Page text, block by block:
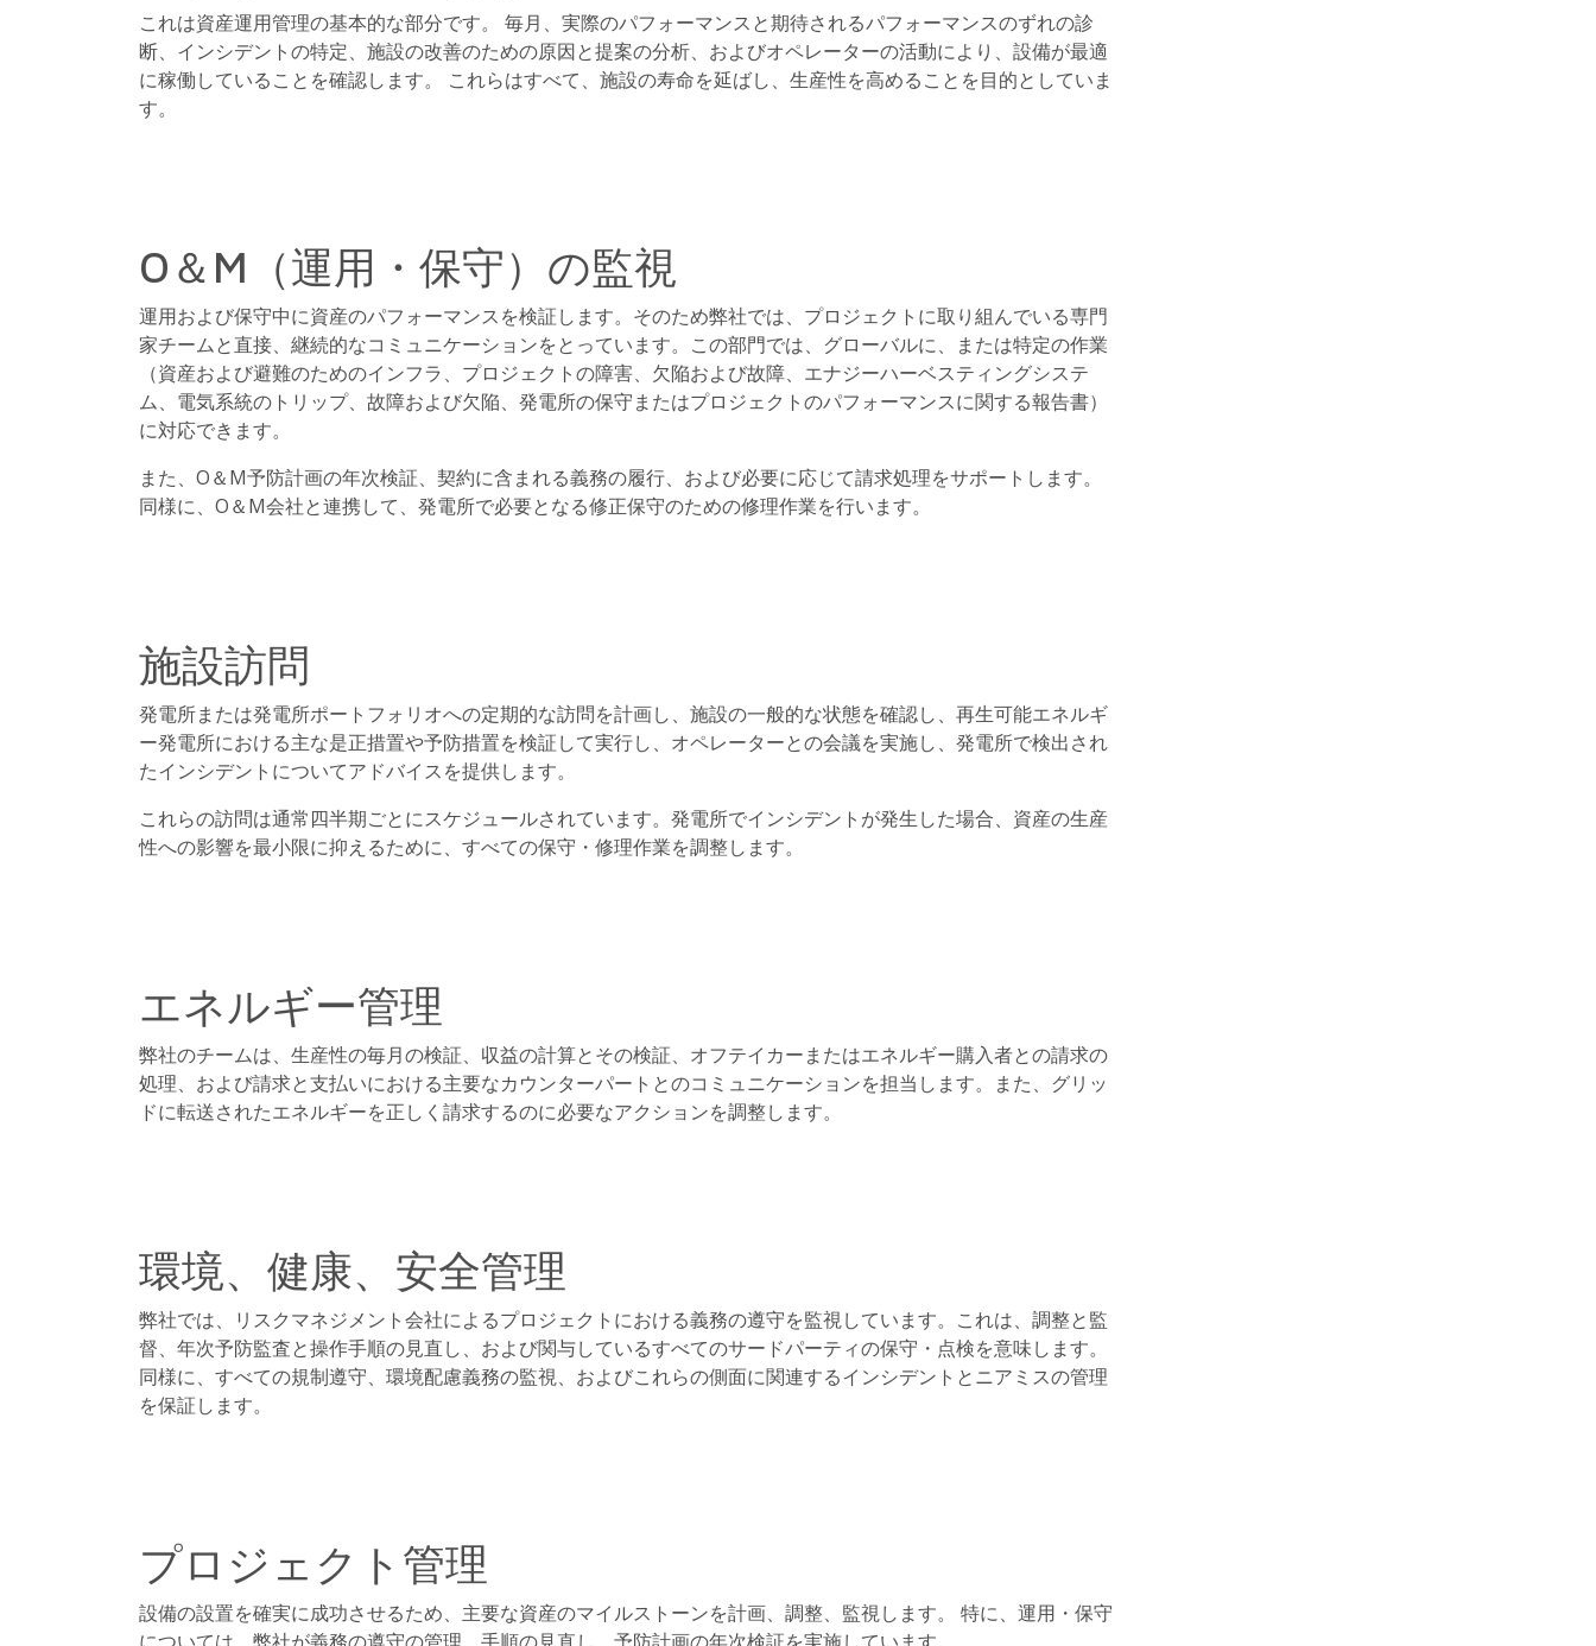
これは資産運用管理の基本的な部分です。 毎月、実際のパフォーマンスと期待されるパフォーマンスのずれの診
断、インシデントの特定、施設の改善のための原因と提案の分析、およびオペレーターの活動により、設備が最適
に稼働していることを確認します。 これらはすべて、施設の寿命を延ばし、生産性を高めることを目的としていま
す。
O＆M（運用・保守）の監視
運用および保守中に資産のパフォーマンスを検証します。そのため弊社では、プロジェクトに取り組んでいる専門
家チームと直接、継続的なコミュニケーションをとっています。この部門では、グローバルに、または特定の作業
（資産および避難のためのインフラ、プロジェクトの障害、欠陥および故障、エナジーハーベスティングシステ
ム、電気系統のトリップ、故障および欠陥、発電所の保守またはプロジェクトのパフォーマンスに関する報告書）
に対応できます。
また、O＆M予防計画の年次検証、契約に含まれる義務の履行、および必要に応じて請求処理をサポートします。
同様に、O＆M会社と連携して、発電所で必要となる修正保守のための修理作業を行います。
施設訪問
発電所または発電所ポートフォリオへの定期的な訪問を計画し、施設の一般的な状態を確認し、再生可能エネルギ
ー発電所における主な是正措置や予防措置を検証して実行し、オペレーターとの会議を実施し、発電所で検出され
たインシデントについてアドバイスを提供します。
これらの訪問は通常四半期ごとにスケジュールされています。発電所でインシデントが発生した場合、資産の生産
性への影響を最小限に抑えるために、すべての保守・修理作業を調整します。
エネルギー管理
弊社のチームは、生産性の毎月の検証、収益の計算とその検証、オフテイカーまたはエネルギー購入者との請求の
処理、および請求と支払いにおける主要なカウンターパートとのコミュニケーションを担当します。また、グリッ
ドに転送されたエネルギーを正しく請求するのに必要なアクションを調整します。
環境、健康、安全管理
弊社では、リスクマネジメント会社によるプロジェクトにおける義務の遵守を監視しています。これは、調整と監
督、年次予防監査と操作手順の見直し、および関与しているすべてのサードパーティの保守・点検を意味します。
同様に、すべての規制遵守、環境配慮義務の監視、およびこれらの側面に関連するインシデントとニアミスの管理
を保証します。
プロジェクト管理
設備の設置を確実に成功させるため、主要な資産のマイルストーンを計画、調整、監視します。 特に、運用・保守